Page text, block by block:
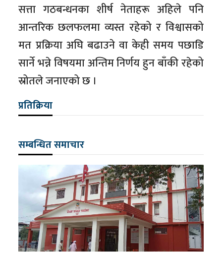
सत्ता गठबन्धनका शीर्ष नेताहरू अहिले पनि
आन्तरिक छलफलमा व्यस्त रहेको र विश्वासको
मत प्रक्रिया अघि बढाउने वा केही समय पछाडि
सार्ने भन्ने विषयमा अन्तिम निर्णय हुन बाँकी रहेको
स्रोतले जनाएको छ ।
प्रतिक्रिया
सम्बन्धित समाचार